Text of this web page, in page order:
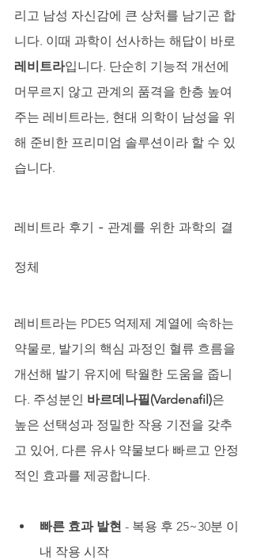
리고 남성 자신감에 큰 상처를 남기곤 합
니다. 이때 과학이 선사하는 해답이 바로
레비트라입니다. 단순히 기능적 개선에
머무르지 않고 관계의 품격을 한층 높여
주는 레비트라는, 현대 의학이 남성을 위
해 준비한 프리미엄 솔루션이라 할 수 있
습니다.
레비트라 후기 - 관계를 위한 과학의 결
정체
레비트라는 PDE5 억제제 계열에 속하는
약물로, 발기의 핵심 과정인 혈류 흐름을
개선해 발기 유지에 탁월한 도움을 줍니
다. 주성분인 바르데나필(Vardenafil)은
높은 선택성과 정밀한 작용 기전을 갖추
고 있어, 다른 유사 약물보다 빠르고 안정
적인 효과를 제공합니다.
빠른 효과 발현 - 복용 후 25~30분 이
내 작용 시작